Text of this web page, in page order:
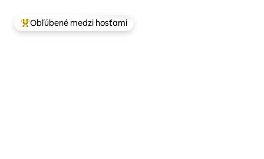
Najobľúbenejšie medzi hosťami
Obľúbené medzi hosťami